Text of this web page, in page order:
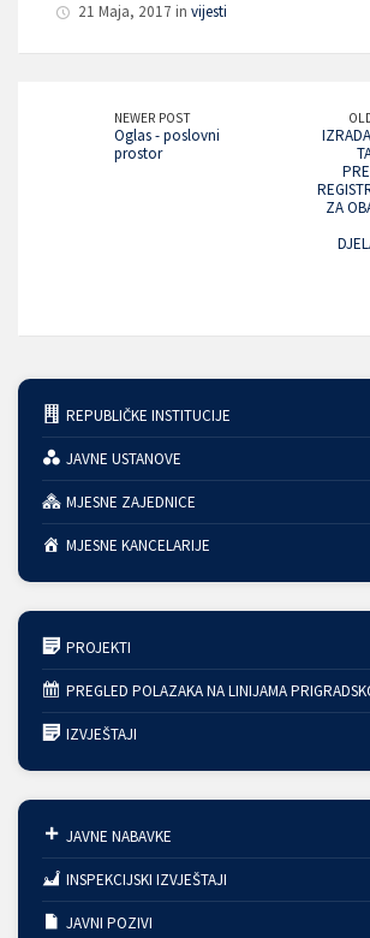
21 Maja, 2017 in vijesti
NEWER POST
Oglas - poslovni
prostor
ZA
REPUBLIČKE INSTITUCIJE
JAVNE USTANOVE
MJESNE ZAJEDNICE
MJESNE KANCELARIJE
PROJEKTI
PREGLED POLAZAKA NA LINIJAMA
IZVJEŠTAJI
JAVNE NABAVKE
INSPEKCIJSKI IZVJEŠTAJI
JAVNI POZIVI